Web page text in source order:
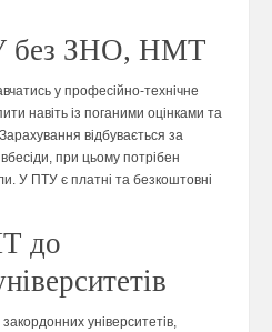
без ЗНО, НМТ
у професійно-технічне
навіть із поганими оцінками та
відбувається за
при цьому потрібен
У ПТУ є платні та безкоштовні
до
університетів,